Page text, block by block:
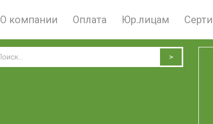
О компании Оплата Юр.лицам